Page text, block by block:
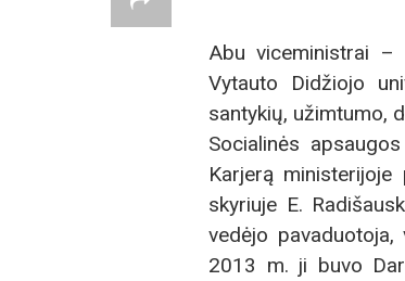
Abu viceministrai –
Vytauto Didžiojo
santykių, užimtumo,
Socialinės
Karjerą
skyriuje E.
vedėjo
2013 m. ji buvo